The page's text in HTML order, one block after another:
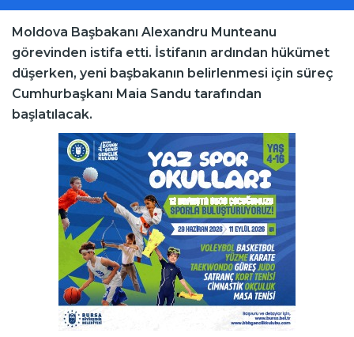
Moldova Başbakanı Alexandru Munteanu
görevinden istifa etti. İstifanın ardından hükümet
düşerken, yeni başbakanın belirlenmesi için süreç
Cumhurbaşkanı Maia Sandu tarafından
başlatılacak.